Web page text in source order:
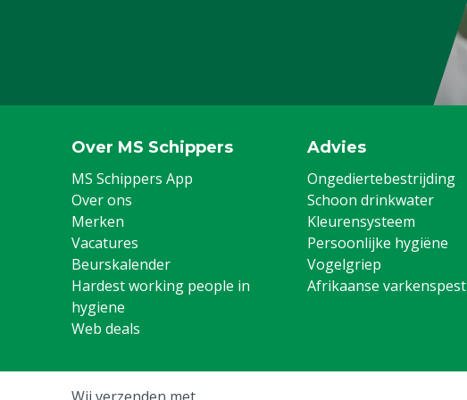
Over MS Schippers
MS Schippers App
Over ons
Merken
Vacatures
Beurskalender
Hardest working people in
hygiene
Web deals
Advies
Ongediertebestrijding
Schoon drinkwater
Kleurensysteem
Persoonlijke hygiëne
Vogelgriep
Afrikaanse varkenspest